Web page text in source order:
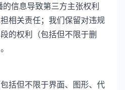
信息导致第三方主张权利
相关责任；我们保留对违规
的权利（包括但不限于删
括但不限于界面、图形、代